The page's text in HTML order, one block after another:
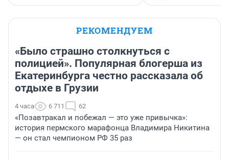
РЕКОМЕНДУЕМ
«Было страшно столкнуться с
полицией». Популярная блогерша из
Екатеринбурга честно рассказала об
отдыхе в Грузии
4 часа 6 711 62
«Позавтракал и побежал — это уже привычка»:
история пермского марафонца Владимира Никитина
— он стал чемпионом РФ 35 раз